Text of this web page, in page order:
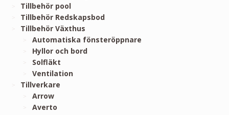
Tillbehör pool
Tillbehör Redskapsbod
Tillbehör Växthus
Automatiska fönsteröppnare
Hyllor och bord
Solfläkt
Ventilation
Tillverkare
Arrow
Averto